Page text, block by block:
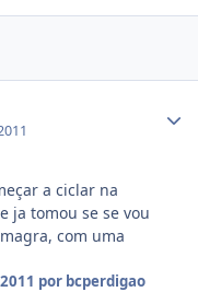
a ciclar na
ja tomou se se vou
com uma
por bcperdigao